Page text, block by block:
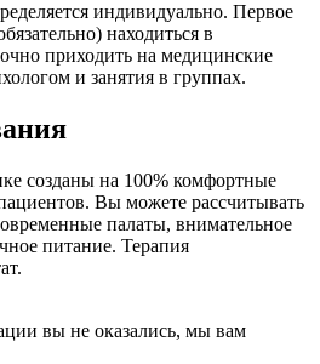
индивидуально. Первое
находиться в
приходить на медицинские
и занятия в группах.
созданы на 100% комфортные
Вы можете рассчитывать
палаты, внимательное
питание. Терапия
вы не оказались, мы вам